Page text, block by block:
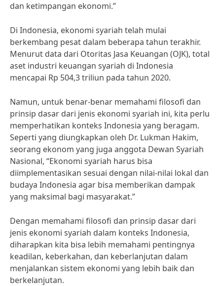
dan ketimpangan ekonomi.”
Di Indonesia, ekonomi syariah telah mulai
berkembang pesat dalam beberapa tahun terakhir.
Menurut data dari Otoritas Jasa Keuangan (OJK), total
aset industri keuangan syariah di Indonesia
mencapai Rp 504,3 triliun pada tahun 2020.
Namun, untuk benar-benar memahami filosofi dan
prinsip dasar dari jenis ekonomi syariah ini, kita perlu
memperhatikan konteks Indonesia yang beragam.
Seperti yang diungkapkan oleh Dr. Lukman Hakim,
seorang ekonom yang juga anggota Dewan Syariah
Nasional, “Ekonomi syariah harus bisa
diimplementasikan sesuai dengan nilai-nilai lokal dan
budaya Indonesia agar bisa memberikan dampak
yang maksimal bagi masyarakat.”
Dengan memahami filosofi dan prinsip dasar dari
jenis ekonomi syariah dalam konteks Indonesia,
diharapkan kita bisa lebih memahami pentingnya
keadilan, keberkahan, dan keberlanjutan dalam
menjalankan sistem ekonomi yang lebih baik dan
berkelanjutan.